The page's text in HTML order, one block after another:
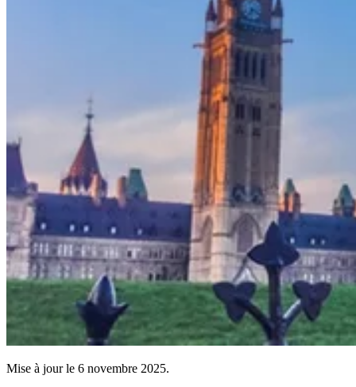
Mise à jour le 6 novembre 2025.